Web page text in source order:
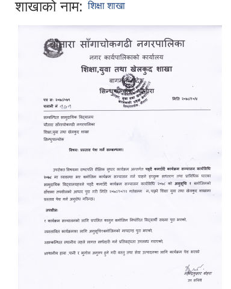
शाखाको नाम: शिक्षा शाखा